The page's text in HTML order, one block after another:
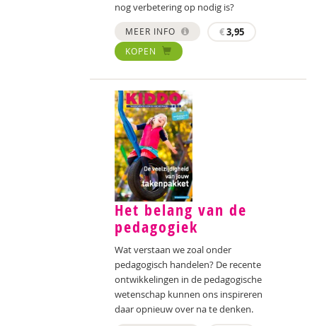
nog verbetering op nodig is?
MEER INFO €3,95
KOPEN
Het belang van de
pedagogiek
Wat verstaan we zoal onder
pedagogisch handelen? De recente
ontwikkelingen in de pedagogische
wetenschap kunnen ons inspireren
daar opnieuw over na te denken.